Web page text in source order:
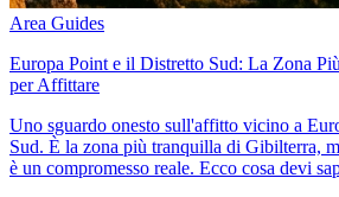
Area Guides
Europa Point e il Distretto Sud: La Zona
per Affittare
Uno sguardo onesto sull'affitto vicino a
Sud. È la zona più tranquilla di Gibilterra,
è un compromesso reale. Ecco cosa devi